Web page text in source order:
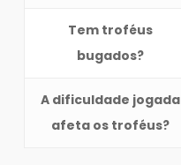
Tem troféus
bugados?
A dificuldade jogada
afeta os troféus?